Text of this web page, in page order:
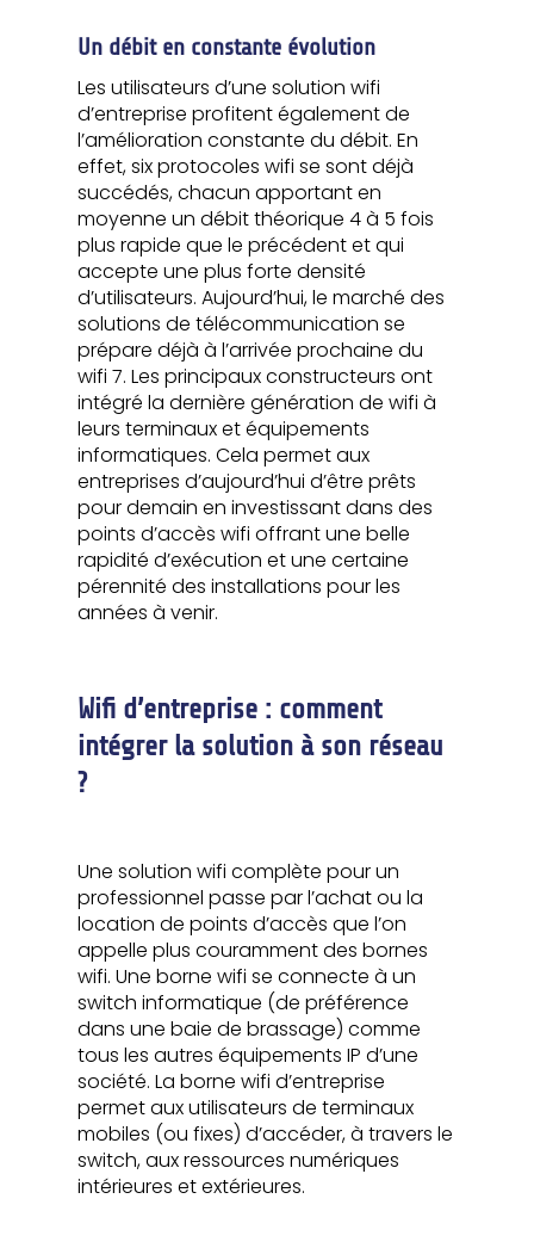
Un débit en constante évolution
Les utilisateurs d’une solution wifi
d’entreprise profitent également de
l’amélioration constante du débit. En
effet, six protocoles wifi se sont déjà
succédés, chacun apportant en
moyenne un débit théorique 4 à 5 fois
plus rapide que le précédent et qui
accepte une plus forte densité
d’utilisateurs. Aujourd’hui, le marché des
solutions de télécommunication se
prépare déjà à l’arrivée prochaine du
wifi 7. Les principaux constructeurs ont
intégré la dernière génération de wifi à
leurs terminaux et équipements
informatiques. Cela permet aux
entreprises d’aujourd’hui d’être prêts
pour demain en investissant dans des
points d’accès wifi offrant une belle
rapidité d’exécution et une certaine
pérennité des installations pour les
années à venir.
Wifi d’entreprise : comment
intégrer la solution à son réseau
?
Une solution wifi complète pour un
professionnel passe par l’achat ou la
location de points d’accès que l’on
appelle plus couramment des bornes
wifi. Une borne wifi se connecte à un
switch informatique (de préférence
dans une baie de brassage) comme
tous les autres équipements IP d’une
société. La borne wifi d’entreprise
permet aux utilisateurs de terminaux
mobiles (ou fixes) d’accéder, à travers le
switch, aux ressources numériques
intérieures et extérieures.